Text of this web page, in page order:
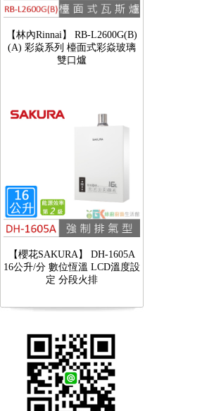
(A) 彩焱系列 檯面式彩焱玻璃
雙口爐
16公升/分 數位恆溫 LCD溫度設
定 分段火排